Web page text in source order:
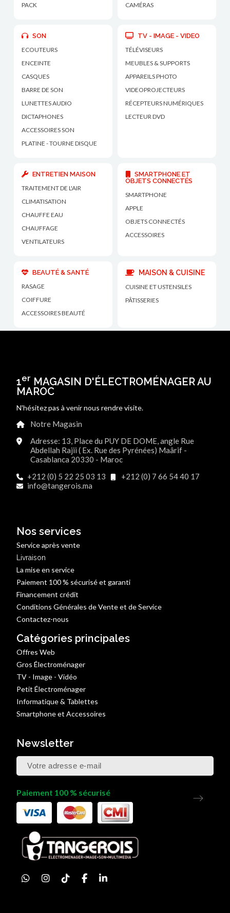
PACK
CAMÉRAS
SON
ECOUTEURS
ENCEINTE
CASQUES
BARRE DE SON
LUNETTES AUDIO
DICTAPHONES
ACCESSOIRES SON
PLATINE - TOURNE DISQUE
TV - IMAGE - VIDEO
TÉLÉVISEURS
MEUBLES & SUPPORTS
APPAREILS PHOTO
VIDEOPROJECTEURS
RÉCEPTEURS NUMÉRIQUES
LECTEUR DVD
ENTRETIEN MAISON
TRAITEMENT DE L'AIR
CLIMATISATION
CHAUFFE EAU
CHAUFFAGE
VENTILATEURS
SMARTPHONE ET
OBJETS CONNECTÉS
SMARTPHONE
APPLE
OBJETS CONNECTÉS
ACCESSOIRES
BEAUTÉ & SANTÉ
RASAGE
COIFFURE
ACCESSOIRES BEAUTÉ
MAISON & CUISINE
CUISINE ET USTENSILES
PÂTISSERIES
1er MAGASIN D'ÉLECTROMÉNAGER AU
MAROC
N'hésitez pas à venir nous rendre visite.
Notre Magasin
Adresse: 13, Place du PUY DE DOME, angle Rue
Abdellah Rajii ( Ex. Rue des Pyrénées) Maârif -
Casablanca 20330 - Maroc
+212 (0) 5 22 25 03 13
+212 (0) 7 66 54 40 17
info@tangerois.ma
Nos services
Service après vente
Livraison
La mise en service
Paiement 100 % sécurisé et garanti
Financement crédit
Conditions Générales de Vente et de Service
Contactez-nous
Catégories principales
Offres Web
Gros Électroménager
TV - Image - Vidéo
Petit Électroménager
Informatique & Tablettes
Smartphone et Accessoires
Newsletter
Paiement 100 % sécurisé